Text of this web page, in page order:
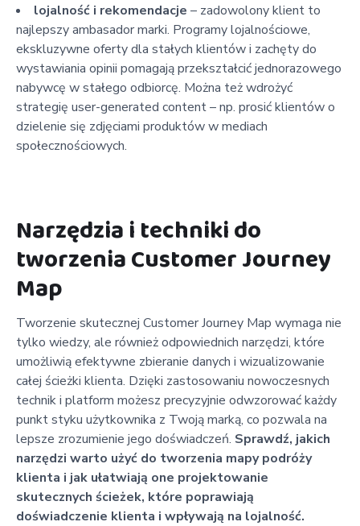
lojalność i rekomendacje – zadowolony klient to
najlepszy ambasador marki. Programy lojalnościowe,
ekskluzywne oferty dla stałych klientów i zachęty do
wystawiania opinii pomagają przekształcić jednorazowego
nabywcę w stałego odbiorcę. Można też wdrożyć
strategię user-generated content – np. prosić klientów o
dzielenie się zdjęciami produktów w mediach
społecznościowych.
Narzędzia i techniki do
tworzenia Customer Journey
Map
Tworzenie skutecznej Customer Journey Map wymaga nie
tylko wiedzy, ale również odpowiednich narzędzi, które
umożliwią efektywne zbieranie danych i wizualizowanie
całej ścieżki klienta. Dzięki zastosowaniu nowoczesnych
technik i platform możesz precyzyjnie odwzorować każdy
punkt styku użytkownika z Twoją marką, co pozwala na
lepsze zrozumienie jego doświadczeń. Sprawdź, jakich
narzędzi warto użyć do tworzenia mapy podróży
klienta i jak ułatwiają one projektowanie
skutecznych ścieżek, które poprawiają
doświadczenie klienta i wpływają na lojalność.